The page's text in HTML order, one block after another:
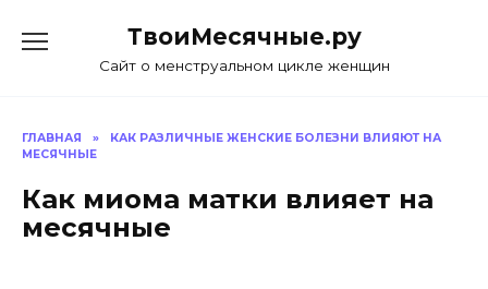
ТвоиМесячные.ру
Сайт о менструальном цикле женщин
ГЛАВНАЯ »
КАК РАЗЛИЧНЫЕ ЖЕНСКИЕ БОЛЕЗНИ ВЛИЯЮТ НА
МЕСЯЧНЫЕ
Как миома матки влияет на
месячные